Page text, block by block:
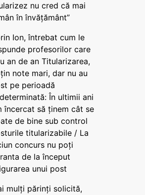
nu cred că mai
în învățământ”
Ion, întrebat cum le
profesorilor care
an de an Titularizarea,
note mari, dar nu au
pe perioadă
În ultimii ani
încercat să ținem cât se
de bine sub control
titularizabile / La
concurs nu poți
de la început
unui post
mulți părinți solicită,